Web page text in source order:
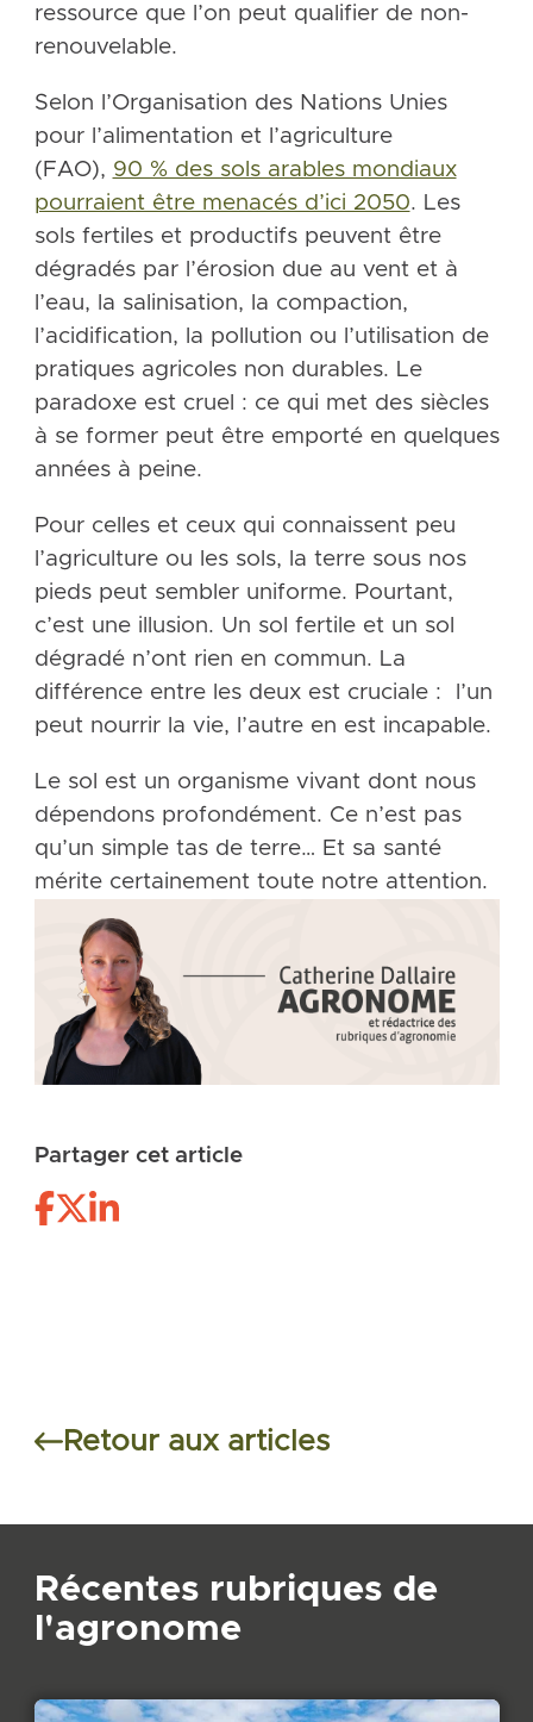
ressource que l’on peut qualifier de non-
renouvelable.
Selon l’Organisation des Nations Unies
pour l’alimentation et l’agriculture
(FAO), 90 % des sols arables mondiaux
pourraient être menacés d’ici 2050. Les
sols fertiles et productifs peuvent être
dégradés par l’érosion due au vent et à
l’eau, la salinisation, la compaction,
l’acidification, la pollution ou l’utilisation de
pratiques agricoles non durables. Le
paradoxe est cruel : ce qui met des siècles
à se former peut être emporté en quelques
années à peine.
Pour celles et ceux qui connaissent peu
l’agriculture ou les sols, la terre sous nos
pieds peut sembler uniforme. Pourtant,
c’est une illusion. Un sol fertile et un sol
dégradé n’ont rien en commun. La
différence entre les deux est cruciale : l’un
peut nourrir la vie, l’autre en est incapable.
Le sol est un organisme vivant dont nous
dépendons profondément. Ce n’est pas
qu’un simple tas de terre… Et sa santé
mérite certainement toute notre attention.
Partager cet article
Retour aux articles
Récentes rubriques de
l'agronome